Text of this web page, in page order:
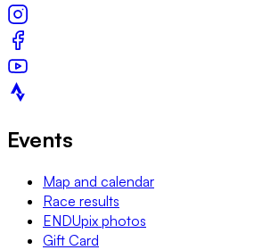
Events
Map and calendar
Race results
ENDUpix photos
Gift Card